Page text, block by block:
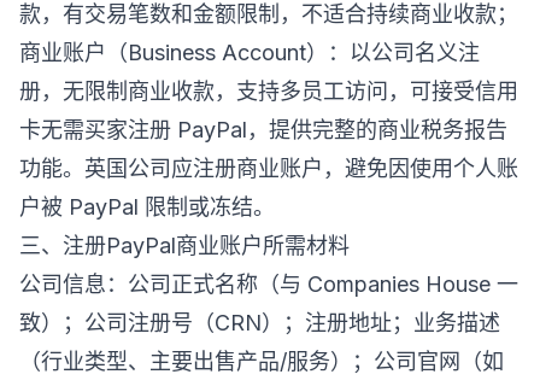
款，有交易笔数和金额限制，不适合持续商业收款；
商业账户（Business Account）：以公司名义注
册，无限制商业收款，支持多员工访问，可接受信用
卡无需买家注册 PayPal，提供完整的商业税务报告
功能。英国公司应注册商业账户，避免因使用个人账
户被 PayPal 限制或冻结。
三、注册PayPal商业账户所需材料
公司信息：公司正式名称（与 Companies House 一
致）；公司注册号（CRN）；注册地址；业务描述
（行业类型、主要出售产品/服务）；公司官网（如